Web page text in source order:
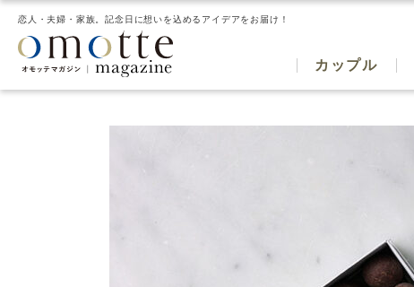
恋人・夫婦・家族。記念日に想いを込めるアイデアをお届け！
カップル